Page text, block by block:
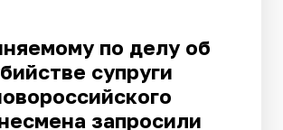
по делу об
супруги
запросили